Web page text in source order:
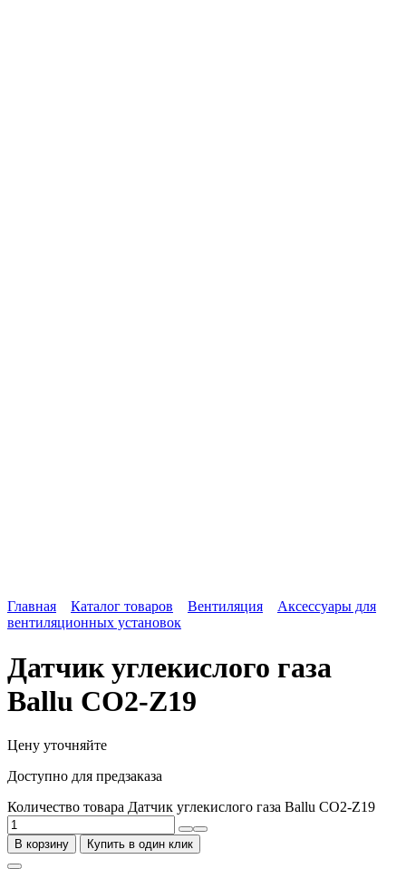
Главная Каталог товаров Вентиляция
Аксессуары для
вентиляционных установок
Датчик углекислого газа
Ballu CO2-Z19
Цену уточняйте
Доступно для предзаказа
Количество товара Датчик углекислого газа Ballu CO2-Z19
В корзину Купить в один клик